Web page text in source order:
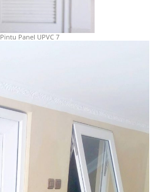
Pintu Panel UPVC 7